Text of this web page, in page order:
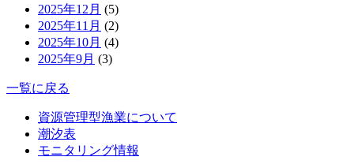
2025年12月 (5)
2025年11月 (2)
2025年10月 (4)
2025年9月 (3)
一覧に戻る
資源管理型漁業について
潮汐表
モニタリング情報